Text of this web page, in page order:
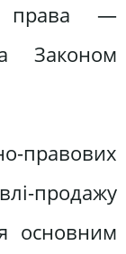
права —
Законом
продажу
основним